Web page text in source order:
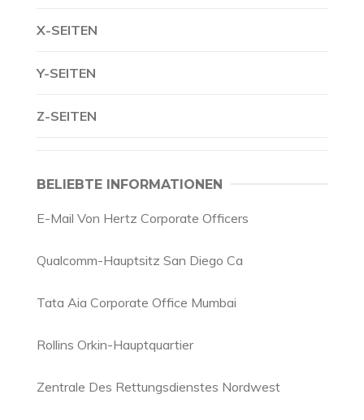
X-SEITEN
Y-SEITEN
Z-SEITEN
BELIEBTE INFORMATIONEN
E-Mail Von Hertz Corporate Officers
Qualcomm-Hauptsitz San Diego Ca
Tata Aia Corporate Office Mumbai
Rollins Orkin-Hauptquartier
Zentrale Des Rettungsdienstes Nordwest